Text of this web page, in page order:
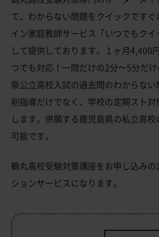
て、わからない問題をクイックです
イン家庭教師サービス「いつでもク
して提供しております。１ヶ月4,400
つでも対応！一問だけの2分〜5分だ
県公立高校入試の過去問のわからな
削指導だけでなく、学校の定期スト
します。併願する鹿児島県の私立高
可能です。
鶴丸高校受験対策講座をお申し込み
ションサービスになります。